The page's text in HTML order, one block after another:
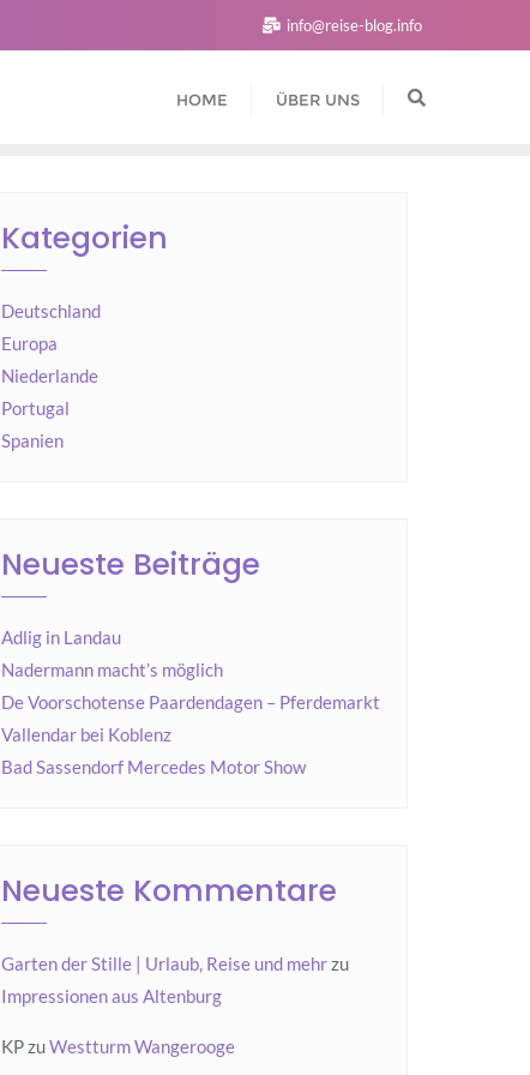
info@reise-blog.info
HOME ÜBER UNS
Kategorien
Deutschland
Europa
Niederlande
Portugal
Spanien
Neueste Beiträge
Adlig in Landau
Nadermann macht’s möglich
De Voorschotense Paardendagen – Pferdemarkt
Vallendar bei Koblenz
Bad Sassendorf Mercedes Motor Show
Neueste Kommentare
Garten der Stille | Urlaub, Reise und mehrzu
Impressionen aus Altenburg
KPzuWestturm Wangerooge